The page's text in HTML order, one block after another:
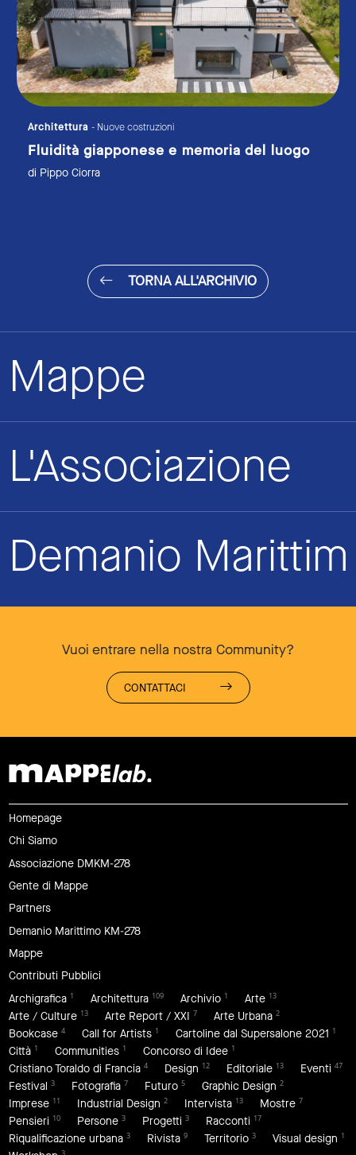
Architettura - Nuove costruzioni
Fluidità giapponese e memoria del luogo
di Pippo Ciorra
TORNA ALL'ARCHIVIO
Mappe
L'Associazione
Demanio
Vuoi entrare nella nostra Community?
CONTATTACI
Homepage
Chi Siamo
Associazione DMKM-278
Gente di Mappe
Partners
Demanio Marittimo KM-278
Mappe
Contributi Pubblici
Archigrafica 1 Architettura 109 Archivio 1 Arte 13
Arte / Culture 13 Arte Report / XXI 7 Arte Urbana 2
Bookcase 4 Call for Artists 1 Cartoline dal Supersalone 2021 1
Città 1 Communities 1 Concorso di Idee 1
Cristiano Toraldo di Francia 4 Design 12 Editoriale 13 Eventi 47
Festival 3 Fotografia 7 Futuro 5 Graphic Design 2
Imprese 11 Industrial Design 2 Intervista 13 Mostre 7
Pensieri 10 Persone 3 Progetti 3 Racconti 17
Riqualificazione urbana 3 Rivista 9 Territorio 3 Visual design 1